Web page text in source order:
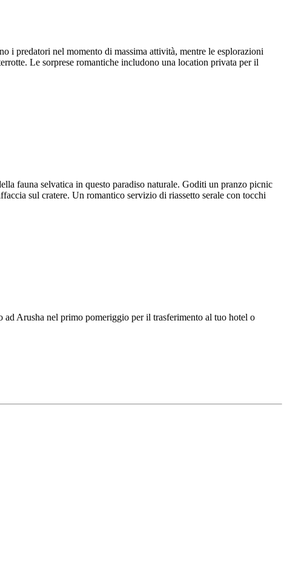
i predatori nel momento di massima attività, mentre le esplorazioni
Le sorprese romantiche includono una location privata per il
fauna selvatica in questo paradiso naturale. Goditi un pranzo picnic
sul cratere. Un romantico servizio di riassetto serale con tocchi
Arusha nel primo pomeriggio per il trasferimento al tuo hotel o